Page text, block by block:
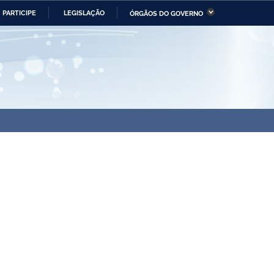
PARTICIPE LEGISLAÇÃO ÓRGÃOS DO GOVERNO
da Economia Ministério da Infraestrutura